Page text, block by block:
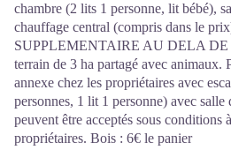
chambre (2 lits 1 personne, lit bébé),
chauffage central (compris dans le
SUPPLEMENTAIRE AU DELA DE
terrain de 3 ha partagé avec animaux.
annexe chez les propriétaires avec
personnes, 1 lit 1 personne) avec
peuvent être acceptés sous conditions
propriétaires. Bois : 6€ le panier